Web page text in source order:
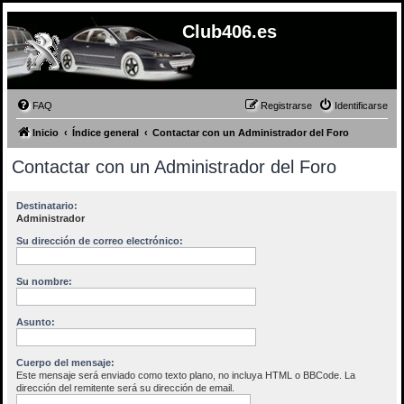
Club406.es
FAQ Identificarse
Registrarse
Inicio Índice general Contactar con un Administrador del Foro
Contactar con un Administrador del Foro
Destinatario:
Administrador
Su dirección de correo electrónico:
Su nombre:
Asunto:
Cuerpo del mensaje:
Este mensaje será enviado como texto plano, no incluya HTML o BBCode. La
dirección del remitente será su dirección de email.